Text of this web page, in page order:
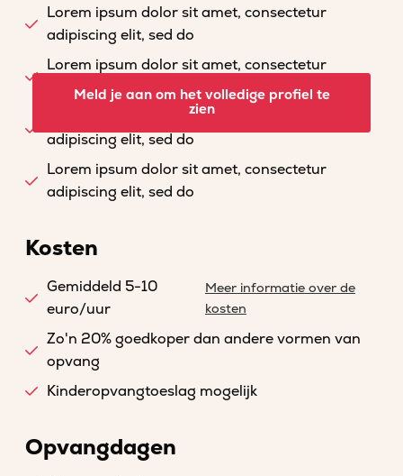
Lorem ipsum dolor sit amet, consectetur
adipiscing elit, sed do
Lorem ipsum dolor sit amet, consectetur
adipiscing elit, sed do
Lorem ipsum dolor sit amet, consectetur
adipiscing elit, sed do
Lorem ipsum dolor sit amet, consectetur
adipiscing elit, sed do
Meld je aan om het volledige profiel te
zien
Kosten
Gemiddeld 5-10
euro/uur
Meer informatie over de
kosten
Zo'n 20% goedkoper dan andere vormen van
opvang
Kinderopvangtoeslag mogelijk
Opvangdagen